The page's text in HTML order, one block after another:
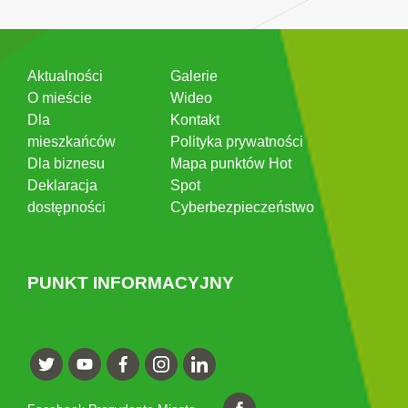
Aktualności
O mieście
Dla
mieszkańców
Dla biznesu
Deklaracja
dostępności
Galerie
Wideo
Kontakt
Polityka prywatności
Mapa punktów Hot
Spot
Cyberbezpieczeństwo
PUNKT INFORMACYJNY